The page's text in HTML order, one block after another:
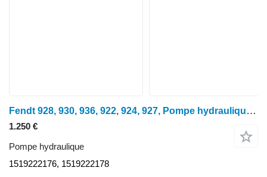
Fendt 928, 930, 936, 922, 924, 927, Pompe hydraulique G931941101010, 1519 1519222176 pour tracteur à roues 928
1.250 €
Pompe hydraulique
1519222176, 1519222178